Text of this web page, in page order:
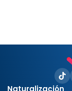
Naturalización